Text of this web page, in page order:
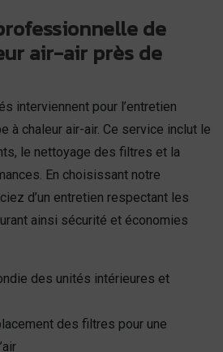
de
air-air près de
interviennent pour l’entretien
à chaleur air-air. Ce service inclut le
le nettoyage des filtres et la
En choisissant notre
d’un entretien respectant les
ainsi sécurité et économies
des unités intérieures et
des filtres pour une